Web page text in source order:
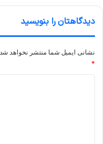
دیدگاهتان را بنویسید
نشانی ایمیل شما منتشر نخواهد شد.
*